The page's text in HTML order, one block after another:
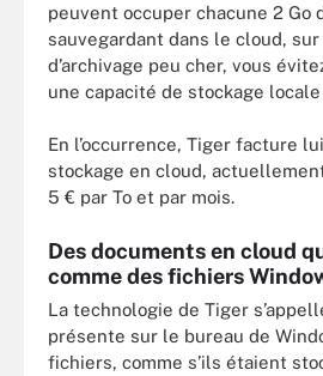
peuvent occuper chacune 2 Go
sauvegardant dans le cloud,
d’archivage peu cher, vous
une capacité de stockage
En l’occurrence, Tiger facture
stockage en cloud,
5 € par To et par mois.
Des documents en cloud
comme des fichiers
La technologie de Tiger
présente sur le bureau de
fichiers, comme s’ils étaient